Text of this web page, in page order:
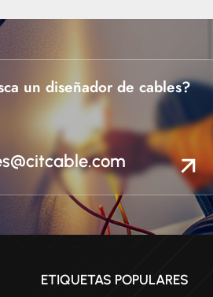
de
de
proporcionarle
según sus
Requisitos
aislamientos más
entorno operativo de
un diseñador de cables?
ETIQUETAS POPULARES